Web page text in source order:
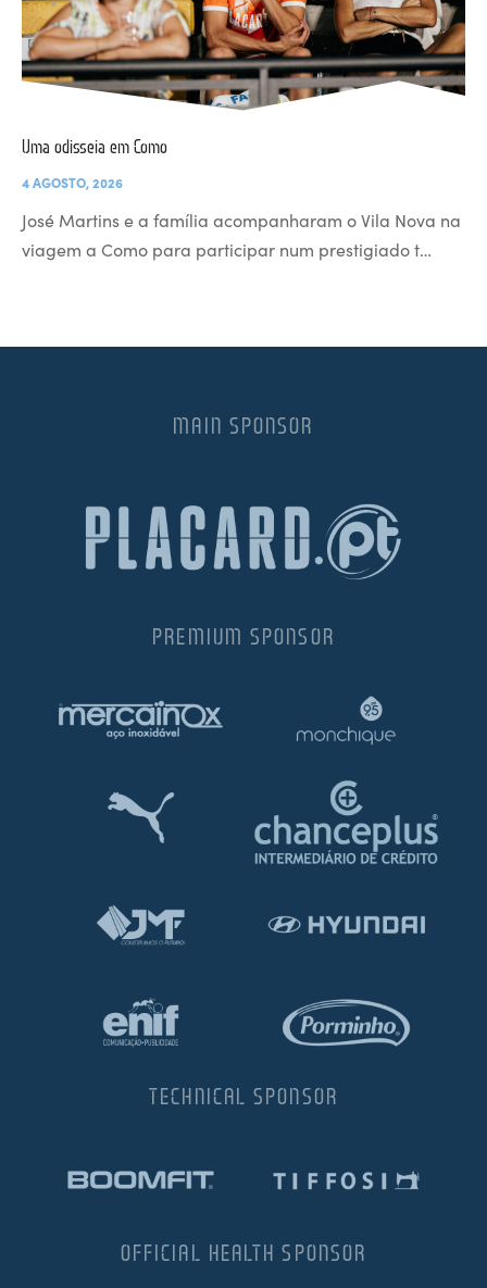
Uma odisseia em Como
4 AGOSTO, 2026
José Martins e a família acompanharam o Vila Nova na
viagem a Como para participar num prestigiado t…
MAIN SPONSOR
PREMIUM SPONSOR
TECHNICAL SPONSOR
OFFICIAL HEALTH SPONSOR